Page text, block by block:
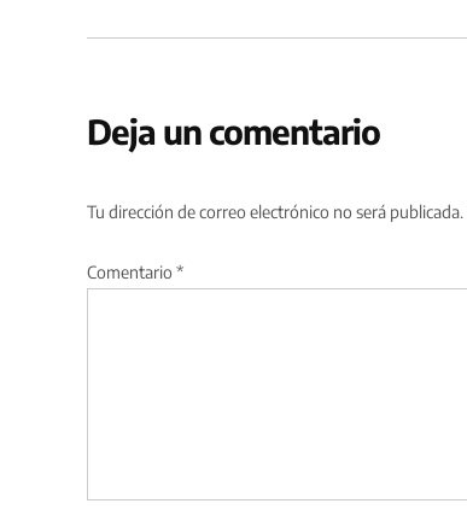
Deja un comentario
Tu dirección de correo electrónico no será publicada.
Comentario *